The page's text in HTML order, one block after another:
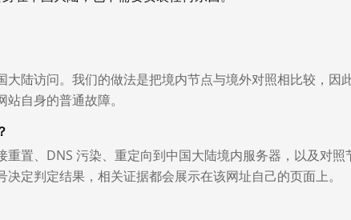
陆访问。我们的做法是把境内节点与境外对照相比较，因
自身的普通故障。
重置、DNS 污染、重定向到中国大陆境内服务器，以及对照
定判定结果，相关证据都会展示在该网址自己的页面上。